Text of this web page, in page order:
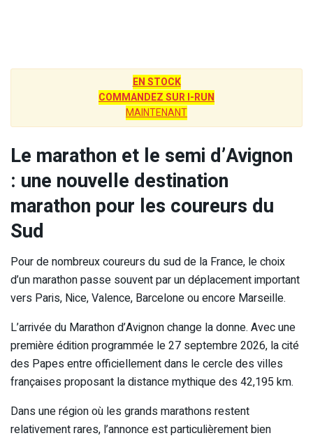
EN STOCK
COMMANDEZ SUR I-RUN
MAINTENANT
Le marathon et le semi d’Avignon
: une nouvelle destination
marathon pour les coureurs du
Sud
Pour de nombreux coureurs du sud de la France, le choix
d’un marathon passe souvent par un déplacement important
vers Paris, Nice, Valence, Barcelone ou encore Marseille.
L’arrivée du Marathon d’Avignon change la donne. Avec une
première édition programmée le 27 septembre 2026, la cité
des Papes entre officiellement dans le cercle des villes
françaises proposant la distance mythique des 42,195 km.
Dans une région où les grands marathons restent
relativement rares, l’annonce est particulièrement bien